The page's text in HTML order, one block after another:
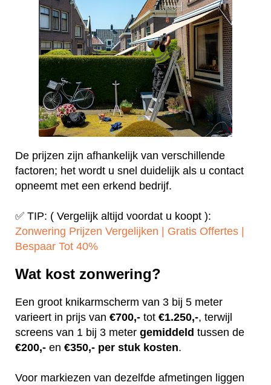
De prijzen zijn afhankelijk van verschillende
factoren; het wordt u snel duidelijk als u contact
opneemt met een erkend bedrijf.
✅ TIP: ( Vergelijk altijd voordat u koopt ):
Zonwering Prijzen Vergelijken | Gratis Offertes |
Bespaar Tot 40%‎
Wat kost zonwering?
Een groot knikarmscherm van 3 bij 5 meter
varieert in prijs van €700,- tot €1.250,-, terwijl
screens van 1 bij 3 meter gemiddeld tussen de
€200,- en €350,- per stuk kosten.
Voor markiezen van dezelfde afmetingen liggen